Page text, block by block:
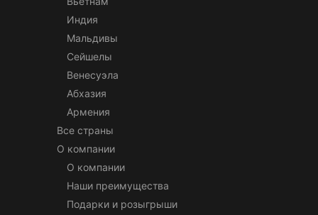
Индия
Мальдивы
Сейшелы
Венесуэла
Абхазия
Армения
Все страны
О компании
О компании
Наши преимущества
Подарки и розыгрыши